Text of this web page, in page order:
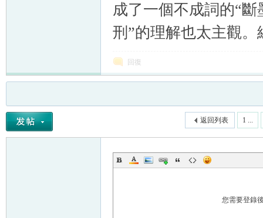
成了一個不成詞的“
刑”的理解也太主觀
回復
1 ...
返回列表
您需要登錄